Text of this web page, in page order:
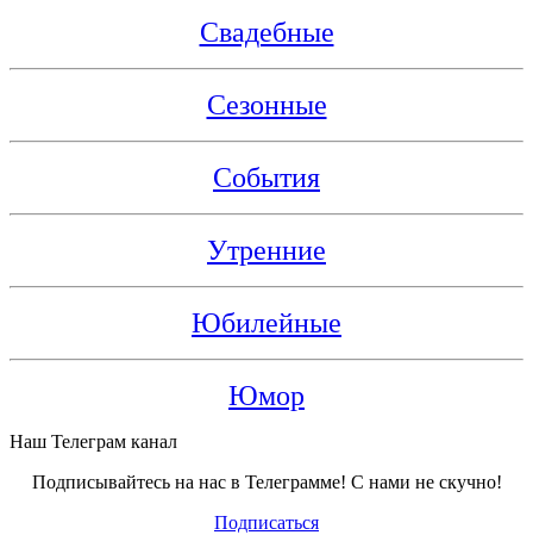
Свадебные
Сезонные
События
Утренние
Юбилейные
Юмор
Наш Телеграм канал
Подписывайтесь на нас в Телеграмме! С нами не скучно!
Подписаться